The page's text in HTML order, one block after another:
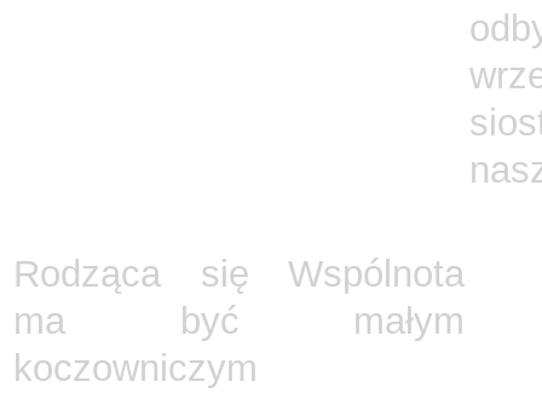
Rodząca się Wspólnota
ma być małym
koczowniczym